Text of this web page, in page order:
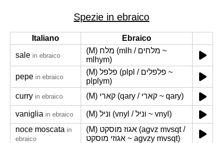
Spezie in ebraico
Italiano
Ebraico
sale in ebraico
(M) מלח (mlh / מלחים ~
mlhym)
pepe in ebraico
(M) פלפל (plpl / פלפלים ~
plplym)
curry in ebraico (M) קארי (qary / קארי ~ qary)
vaniglia in ebraico
(M) וניל (vnyl / וניל ~ vnyl)
noce moscata in
ebraico
(M) אגוז מוסקט (agvz mvsqt /
אגוזי מוסקט ~ agvzy mvsqt)